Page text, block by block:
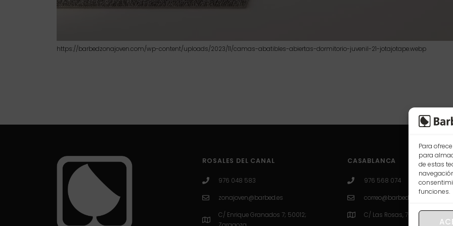
Para
para
de estas
funciones.
https://barbedzonajoven.com/wp-content/uploads/2023/11/camas-abatibles-abiertas-dormitorio-juvenil-21-jotajotape.webp
ROSALES DEL CANAL
976 048 583
zonajoven@barbed.es
C/ Enrique Granados 7; 50012;
CASABLANCA
976 568 074
correo@barbed.es
C/ Las Rosas, 7-9-11, 50009